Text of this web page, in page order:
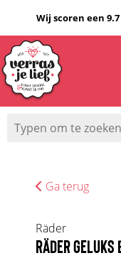
Wij scoren een 9.7
Ga terug
Räder
RÄDER GELUKS